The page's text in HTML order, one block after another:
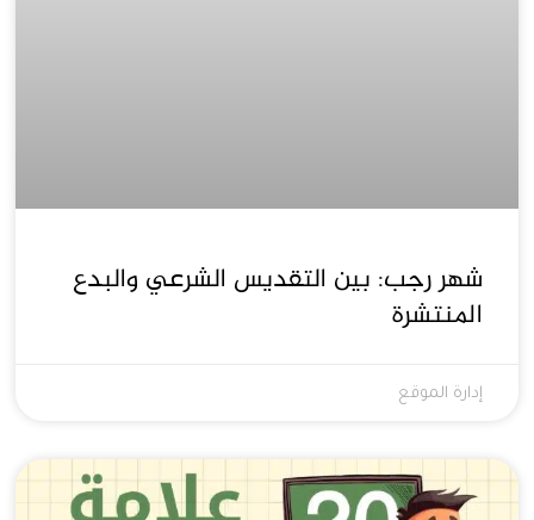
شهر رجب: بين التقديس الشرعي والبدع
المنتشرة
إدارة الموقع